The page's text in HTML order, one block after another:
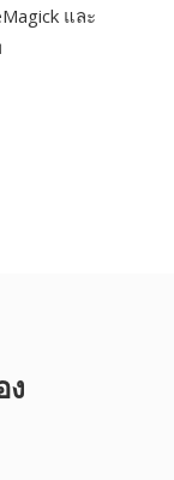
และ
ง